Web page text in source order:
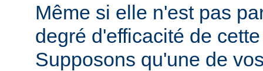
Même si elle n'est pas
degré d'efficacité de
Supposons qu'une de